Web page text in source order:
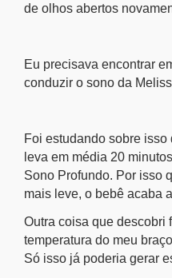
de olhos abertos
Eu precisava encontrar
conduzir o sono da
Foi estudando sobre
leva em média 20
Sono Profundo. Por isso
mais leve, o bebê acaba
Outra coisa que descobri
temperatura do meu
Só isso já poderia gerar